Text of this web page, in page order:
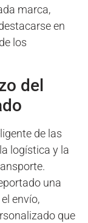
marca,
en
los
del
de las
logística y la
una
envío,
que